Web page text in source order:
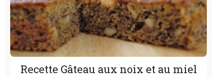
Recette Gâteau aux noix et au miel